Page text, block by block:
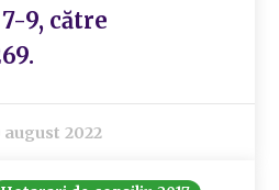
9, către
august 2022